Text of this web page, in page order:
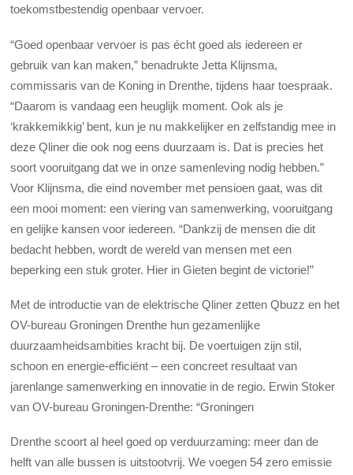
toekomstbestendig openbaar vervoer.
“Goed openbaar vervoer is pas écht goed als iedereen er
gebruik van kan maken,” benadrukte Jetta Klijnsma,
commissaris van de Koning in Drenthe, tijdens haar toespraak.
“Daarom is vandaag een heuglijk moment. Ook als je
‘krakkemikkig’ bent, kun je nu makkelijker en zelfstandig mee in
deze Qliner die ook nog eens duurzaam is. Dat is precies het
soort vooruitgang dat we in onze samenleving nodig hebben.”
Voor Klijnsma, die eind november met pensioen gaat, was dit
een mooi moment: een viering van samenwerking, vooruitgang
en gelijke kansen voor iedereen. “Dankzij de mensen die dit
bedacht hebben, wordt de wereld van mensen met een
beperking een stuk groter. Hier in Gieten begint de victorie!”
Met de introductie van de elektrische Qliner zetten Qbuzz en het
OV-bureau Groningen Drenthe hun gezamenlijke
duurzaamheidsambities kracht bij. De voertuigen zijn stil,
schoon en energie-efficiënt – een concreet resultaat van
jarenlange samenwerking en innovatie in de regio. Erwin Stoker
van OV-bureau Groningen-Drenthe: “Groningen
Drenthe scoort al heel goed op verduurzaming: meer dan de
helft van alle bussen is uitstootvrij. We voegen 54 zero emissie